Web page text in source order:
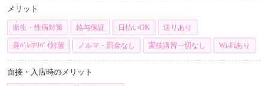
メリット
衛生・性病対策 給与保証 日払いOK 送りあり
身ﾊﾞﾚ/ｱﾘﾊﾞｲ対策 ノルマ・罰金なし 実技講習一切なし Wi-Fiあり
面接・入店時のメリット